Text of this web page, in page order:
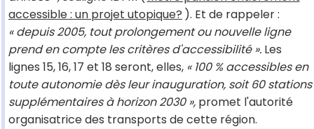
accessible : un projet utopique? ). Et de rappeler :
« depuis 2005, tout prolongement ou nouvelle ligne
prend en compte les critères d'accessibilité ». Les
lignes 15, 16, 17 et 18 seront, elles, « 100 % accessibles en
toute autonomie dès leur inauguration, soit 60 stations
supplémentaires à horizon 2030 », promet l'autorité
organisatrice des transports de cette région.